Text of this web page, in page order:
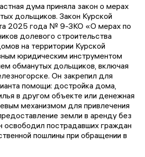
дума приняла закон о мерах
дольщиков. Закон Курской
2025 года № 9-ЗКО «О мерах по
долевого строительства
на территории Курской
юридическим инструментом
обманутых дольщиков, включая
Он закрепил для
помощи: достройка дома,
в другом объекте или денежная
механизмом для привлечения
земли в аренду без
освободил пострадавших граждан
пошлины при обращении в